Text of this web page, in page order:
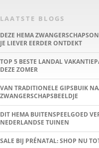
LAATSTE BLOGS
DEZE HEMA
JE LIEVER EERDER ONTDEKT
TOP 5 BESTE LANDAL
DEZE ZOMER
VAN TRADITIONELE GIPSBUIK
ZWANGERSCHAPSBEELDJE
DIT HEMA BUITENSPEELGOED
NEDERLANDSE TUINEN
SALE BIJ PRÉNATAL: SHOP NU